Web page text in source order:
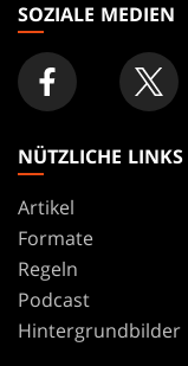
SOZIALE MEDIEN
NÜTZLICHE LINKS
Artikel
Formate
Regeln
Podcast
Hintergrundbilder